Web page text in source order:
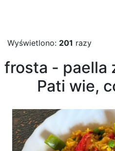
Wyświetlono: 201 razy
frosta - paella
Pati wie,